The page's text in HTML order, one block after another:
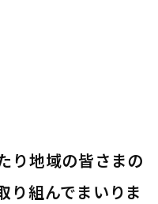
り地域の皆さまの
り組んでまいりま